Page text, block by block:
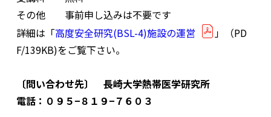
その他 事前申し込みは不要です
詳細は「高度安全研究(BSL-4)施設の運営
」（PD
F/139KB)をご覧下さい。
〔問い合わせ先〕 長崎大学熱帯医学研究所
電話：０９５−８１９−７６０３